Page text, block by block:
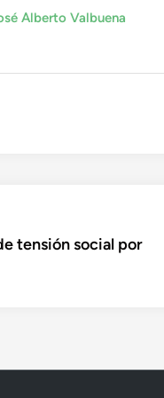
Alberto Valbuena
tensión social por